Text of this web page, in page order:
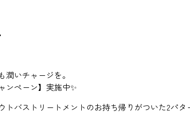
いチャージを。
ンペーン】実施中✨
トバストリートメントのお持ち帰りがついた2パ